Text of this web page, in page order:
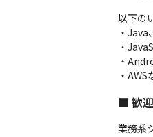
・社内
■ 定
社員定
社内は
組織拡
“自分
以下の
・
・
・
・
■ 歓
業務系